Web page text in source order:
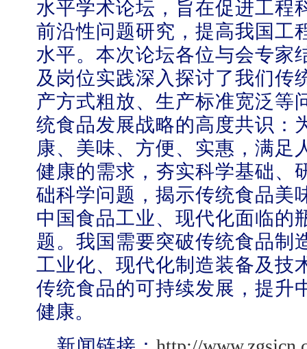
水平学术论坛，旨在促进工程
前沿性问题研究，提高我国工
水平。本次论坛各位与会专家
及岗位实践深入探讨了我们传
产方式粗放、生产标准宽泛等
统食品发展战略的高度共识：
康、美味、方便、实惠，满足
健康的需求，夯实科学基础、
础科学问题，揭示传统食品美
中国食品工业、现代化面临的
题。我国需要突破传统食品制
工业化、现代化制造装备及技
传统食品的可持续发展，提升
健康。